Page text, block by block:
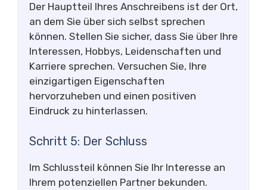
Der Hauptteil Ihres Anschreibens ist der Ort,
an dem Sie über sich selbst sprechen
können. Stellen Sie sicher, dass Sie über Ihre
Interessen, Hobbys, Leidenschaften und
Karriere sprechen. Versuchen Sie, Ihre
einzigartigen Eigenschaften
hervorzuheben und einen positiven
Eindruck zu hinterlassen.
Schritt 5: Der Schluss
Im Schlussteil können Sie Ihr Interesse an
Ihrem potenziellen Partner bekunden.